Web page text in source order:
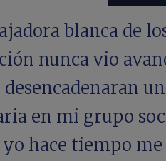
blanca de
nunca vio
en mi grupo
hace tiempo